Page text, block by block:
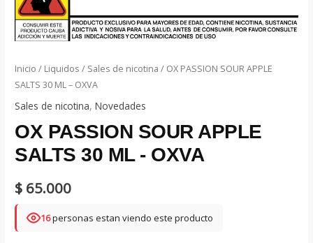
Inicio / Liquidos / Sales de nicotina / OX PASSION SOUR APPLE
SALTS 30 ML – OXVA
Sales de nicotina,Novedades
OX PASSION SOUR APPLE
SALTS 30 ML - OXVA
$ 65.000
16personas estan viendo este producto